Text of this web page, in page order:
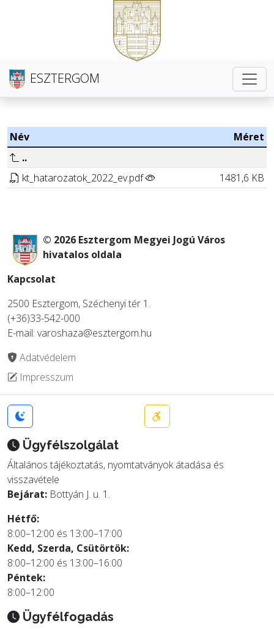
ESZTERGOM
Név
Méret
..
kt_hatarozatok_2022_ev.pdf
1481,6 KB
© 2026 Esztergom Megyei Jogú Város
hivatalos oldala
Kapcsolat
2500 Esztergom, Széchenyi tér 1.
(+36)33-542-000
E-mail: varoshaza@esztergom.hu
Adatvédelem
Impresszum
Ügyfélszolgálat
Általános tájékoztatás, nyomtatványok átadása és
visszavétele
Bejárat: Bottyán J. u. 1.
Hétfő:
8:00–12:00 és 13:00–17:00
Kedd, Szerda, Csütörtök:
8:00–12:00 és 13:00–16:00
Péntek:
8:00–12:00
Ügyfélfogadás